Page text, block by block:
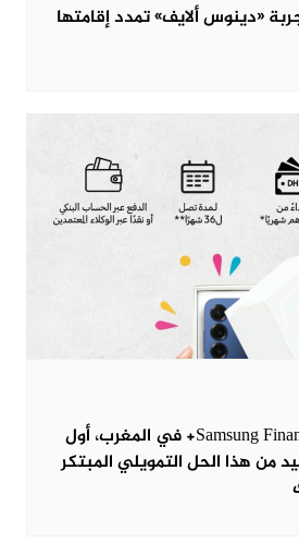
«دينوس ألايف» تمدد إقامتها
سامسونج تطلق Samsung Finance+ في المغرب، أول
من هذا الحل التمويلي المبتكر